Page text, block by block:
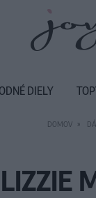
DOMOV
DIELY